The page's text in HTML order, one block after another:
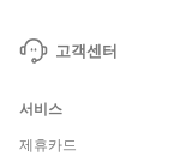
고객센터
서비스
제휴카드